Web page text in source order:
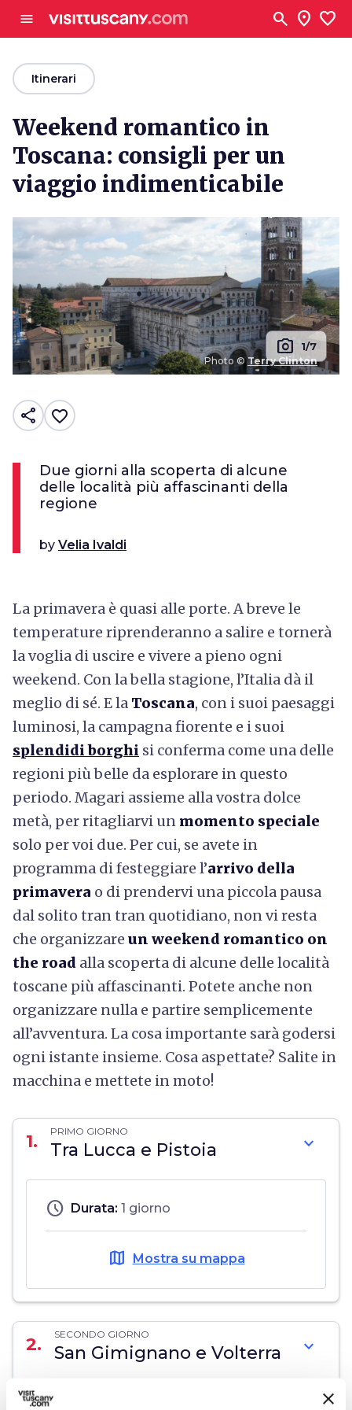
menu search location_on favorite
arrow_backItinerari
Weekend romantico in
Toscana: consigli per un
viaggio indimenticabile
Photo © Terry Clinton
photo_camera 1/7
share favorite_border
Due giorni alla scoperta di alcune
delle località più affascinanti della
regione
by Velia Ivaldi
La primavera è quasi alle porte. A breve le
temperature riprenderanno a salire e tornerà
la voglia di uscire e vivere a pieno ogni
weekend. Con la bella stagione, l’Italia dà il
meglio di sé. E la Toscana, con i suoi paesaggi
luminosi, la campagna fiorente e i suoi
splendidi borghi si conferma come una delle
regioni più belle da esplorare in questo
periodo. Magari assieme alla vostra dolce
metà, per ritagliarvi un momento speciale
solo per voi due. Per cui, se avete in
programma di festeggiare l’arrivo della
primavera o di prendervi una piccola pausa
dal solito tran tran quotidiano, non vi resta
che organizzare un weekend romantico on
the road alla scoperta di alcune delle località
toscane più affascinanti. Potete anche non
organizzare nulla e partire semplicemente
all’avventura. La cosa importante sarà godersi
ogni istante insieme. Cosa aspettate? Salite in
macchina e mettete in moto!
1. PRIMO GIORNO
Tra Lucca e Pistoia expand_more
schedule Durata: 1 giorno
map Mostra su mappa
2. SECONDO GIORNO
San Gimignano e Volterra expand_more